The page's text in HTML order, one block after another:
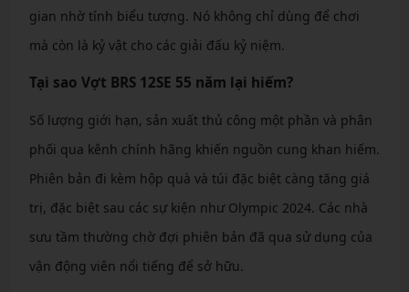
gian nhờ tính biểu tượng. Nó không chỉ dùng để chơi
mà còn là kỷ vật cho các giải đấu kỷ niệm.
Tại sao Vợt BRS 12SE 55 năm lại hiếm?
Số lượng giới hạn, sản xuất thủ công một phần và phân
phối qua kênh chính hãng khiến nguồn cung khan hiếm.
Phiên bản đi kèm hộp quà và túi đặc biệt càng tăng giá
trị, đặc biệt sau các sự kiện như Olympic 2024. Các nhà
sưu tầm thường chờ đợi phiên bản đã qua sử dụng của
vận động viên nổi tiếng để sở hữu.